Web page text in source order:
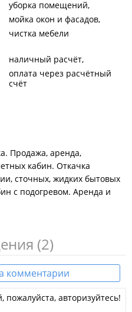
уборка помещений
мойка окон и фасадов
чистка мебели
наличный расчёт
оплата через расчётный
счёт
Продажа, аренда,
кабин. Откачка
сточных, жидких бытовых
с подогревом. Аренда и
(2)
комментарии
авторизуйтесь!